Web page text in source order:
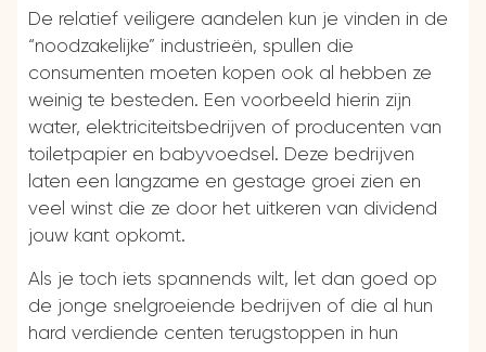
De relatief veiligere aandelen kun je vinden in de
“noodzakelijke” industrieën, spullen die
consumenten moeten kopen ook al hebben ze
weinig te besteden. Een voorbeeld hierin zijn
water, elektriciteitsbedrijven of producenten van
toiletpapier en babyvoedsel. Deze bedrijven
laten een langzame en gestage groei zien en
veel winst die ze door het uitkeren van dividend
jouw kant opkomt.
Als je toch iets spannends wilt, let dan goed op
de jonge snelgroeiende bedrijven of die al hun
hard verdiende centen terugstoppen in hun